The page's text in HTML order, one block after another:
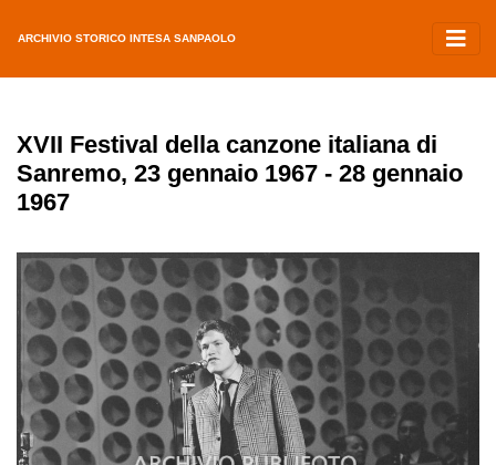
ARCHIVIO STORICO INTESA SANPAOLO
XVII Festival della canzone italiana di
Sanremo, 23 gennaio 1967 - 28 gennaio
1967